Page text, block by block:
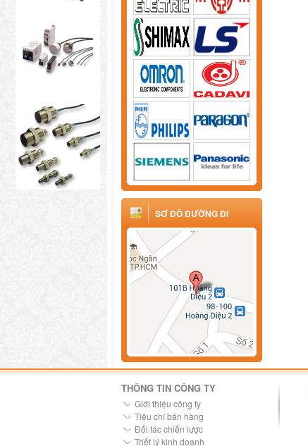
SƠ ĐỒ ĐƯỜNG ĐI
THÔNG TIN CÔNG TY
Giới thiệu công ty
Tiêu chí bán hàng
Đối tác chiến lược
Triết lý kinh doanh